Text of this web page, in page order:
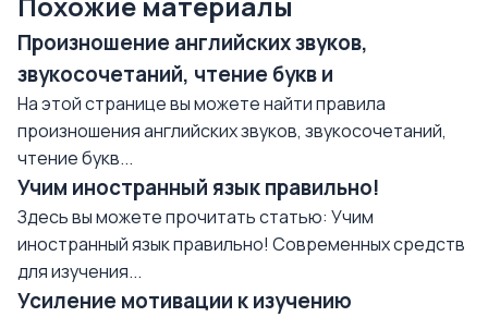
Произношение английских звуков,
звукосочетаний, чтение букв и
На этой странице вы можете найти правила
произношения английских звуков, звукосочетаний,
чтение букв...
Учим иностранный язык правильно!
Здесь вы можете прочитать статью: Учим
иностранный язык правильно! Современных средств
для изучения...
Усиление мотивации к изучению